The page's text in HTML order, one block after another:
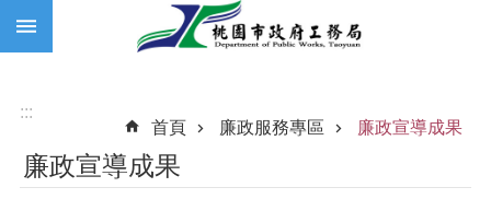
跳到主要內容區塊
:::
首頁
廉政服務專區 廉政宣導成果
廉政宣導成果